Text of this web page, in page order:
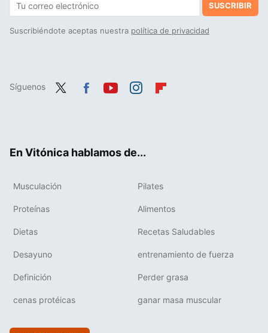
SUSCRIBIR
Suscribiéndote aceptas nuestra política de privacidad
Síguenos
En Vitónica hablamos de...
Musculación Pilates
Proteínas Alimentos
Dietas Recetas Saludables
Desayuno entrenamiento de fuerza
Definición Perder grasa
cenas protéicas ganar masa muscular